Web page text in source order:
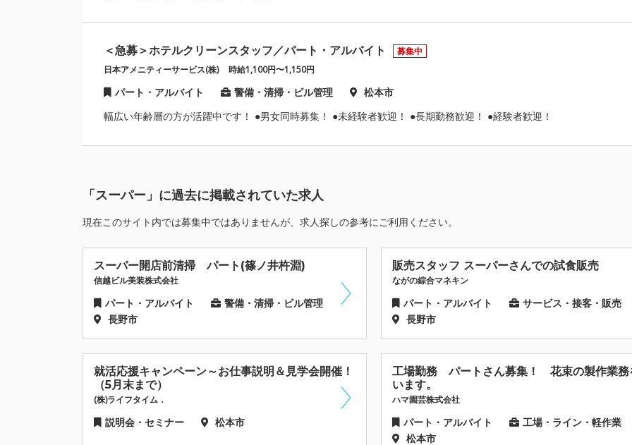
＜急募＞ホテルクリーンスタッフ／パート・アルバイト 募集中
日本アメニティーサービス(株) 時給1,100円〜1,150円
パート・アルバイト 警備・清掃・ビル管理 松本市
幅広い年齢層の方が活躍中です！ ●男女同時募集！ ●未経験者歓迎！ ●長期勤務歓迎！ ●経験者歓迎！
「スーパー」に過去に掲載されていた求人
現在このサイト内では募集中ではありませんが、求人探しの参考にご利用ください。
スーパー開店前清掃 パート(篠ノ井杵淵)
信越ビル美装株式会社
パート・アルバイト
警備・清掃・ビル管理
長野市
販売スタッフ スーパーさんでの試食販売
ながの綜合マネキン
パート・アルバイト
サービス・接客・販売
長野市
就活応援キャンペーン～お仕事説明＆見学会開催！
（5月末まで）
(株)ライフタイム．
説明会・セミナー 松本市
工場勤務 パートさん募集！ 花束の製作業務
います。
ハマ園芸株式会社
パート・アルバイト
工場・ライン・軽作業
松本市